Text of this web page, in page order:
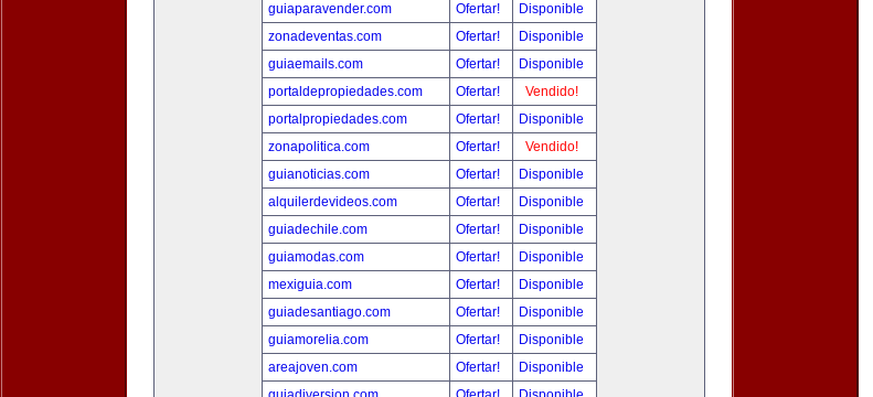
guiaparavender.com
Ofertar!
Disponible
zonadeventas.com
Ofertar!
Disponible
guiaemails.com
Ofertar!
Disponible
portaldepropiedades.com
Ofertar!
Vendido!
portalpropiedades.com
Ofertar!
Disponible
zonapolitica.com
Ofertar!
Vendido!
guianoticias.com
Ofertar!
Disponible
alquilerdevideos.com
Ofertar!
Disponible
guiadechile.com
Ofertar!
Disponible
guiamodas.com
Ofertar!
Disponible
mexiguia.com
Ofertar!
Disponible
guiadesantiago.com
Ofertar!
Disponible
guiamorelia.com
Ofertar!
Disponible
areajoven.com
Ofertar!
Disponible